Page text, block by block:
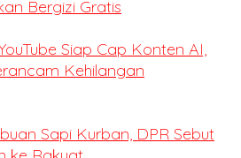
Bergizi Gratis
Siap Cap Konten AI,
Kehilangan
Sapi Kurban, DPR Sebut